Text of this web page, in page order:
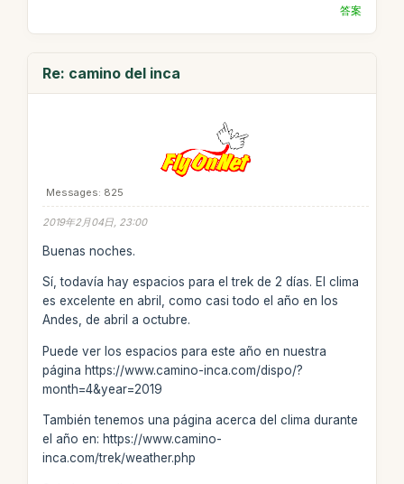
答案
Re: camino del inca
Messages: 825
2019年2月04日, 23:00
Buenas noches.
Sí, todavía hay espacios para el trek de 2 días. El clima
es excelente en abril, como casi todo el año en los
Andes, de abril a octubre.
Puede ver los espacios para este año en nuestra
página https://www.camino-inca.com/dispo/?
month=4&year=2019
También tenemos una página acerca del clima durante
el año en: https://www.camino-
inca.com/trek/weather.php